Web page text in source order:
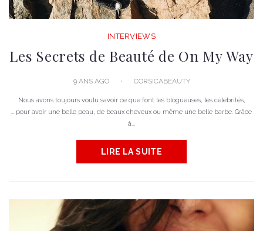
INTERVIEWS
Les Secrets de Beauté de On My Way
9 ANS AGO CORSICABEAUTY
Nous avons toujours voulu savoir ce que font les blogueuses, les célébrités,
… pour avoir une belle peau, de beaux cheveux ou même une belle barbe. Grâce
à...
LIRE LA SUITE